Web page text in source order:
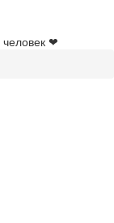
человек ❤